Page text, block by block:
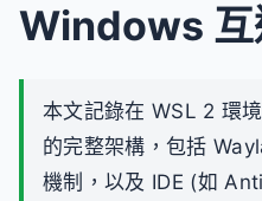
Windows 互
本文記錄在 WSL 2 環
的完整架構，包括
機制，以及 IDE (如